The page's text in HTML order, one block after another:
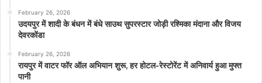
February 26, 2026
उदयपुर में शादी के बंधन में बंधे साउथ सुपरस्टार जोड़ी रश्मिका मंदाना और विजय
देवरकोंडा
February 26, 2026
रायपुर में वाटर फॉर ऑल अभियान शुरू, हर होटल-रेस्टोरेंट में अनिवार्य हुआ मुफ्त
पानी